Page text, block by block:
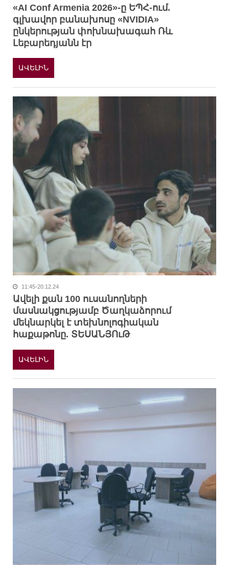
«AI Conf Armenia 2026»-ը ԵՊՀ-ում.
գլխավոր բանախոսը «NVIDIA»
ընկերության փոխնախագահ Ռև
Լեբարեդյանն էր
ԱՎԵԼԻՆ
11:45-20.12.24
Ավելի քան 100 ուսանողների
մասնակցությամբ Ծաղկաձորում
մեկնարկել է տեխնոլոգիական
հաքաթոնը. ՏԵՍԱՆՅՈւԹ
ԱՎԵԼԻՆ